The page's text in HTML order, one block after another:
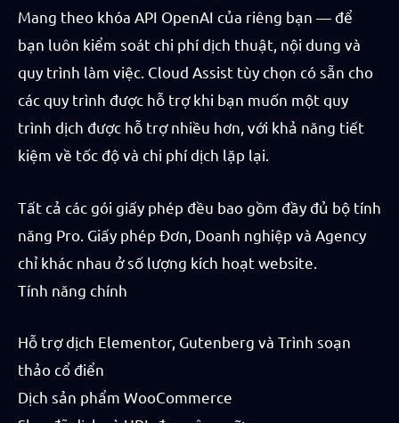
Mang theo khóa API OpenAI của riêng bạn — để
bạn luôn kiểm soát chi phí dịch thuật, nội dung và
quy trình làm việc. Cloud Assist tùy chọn có sẵn cho
các quy trình được hỗ trợ khi bạn muốn một quy
trình dịch được hỗ trợ nhiều hơn, với khả năng tiết
kiệm về tốc độ và chi phí dịch lặp lại.
Tất cả các gói giấy phép đều bao gồm đầy đủ bộ tính
năng Pro. Giấy phép Đơn, Doanh nghiệp và Agency
chỉ khác nhau ở số lượng kích hoạt website.
Tính năng chính
Hỗ trợ dịch Elementor, Gutenberg và Trình soạn
thảo cổ điển
Dịch sản phẩm WooCommerce